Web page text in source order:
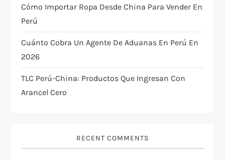
o
n
Cómo Importar Ropa Desde China Para Vender En
Perú
Cuánto Cobra Un Agente De Aduanas En Perú En
2026
TLC Perú-China: Productos Que Ingresan Con
Arancel Cero
RECENT COMMENTS